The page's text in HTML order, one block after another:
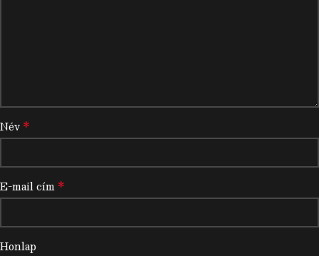
Név *
E-mail cím *
Honlap